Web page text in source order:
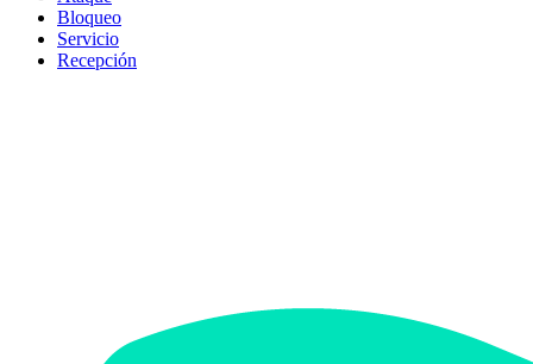
Bloqueo
Servicio
Recepción